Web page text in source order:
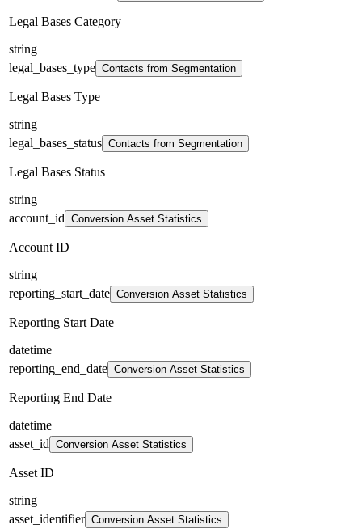
Legal Bases Category
string
legal_bases_type Contacts from Segmentation
Legal Bases Type
string
legal_bases_status Contacts from Segmentation
Legal Bases Status
string
account_id Conversion Asset Statistics
Account ID
string
reporting_start_date Conversion Asset Statistics
Reporting Start Date
datetime
reporting_end_date Conversion Asset Statistics
Reporting End Date
datetime
asset_id Conversion Asset Statistics
Asset ID
string
asset_identifier Conversion Asset Statistics